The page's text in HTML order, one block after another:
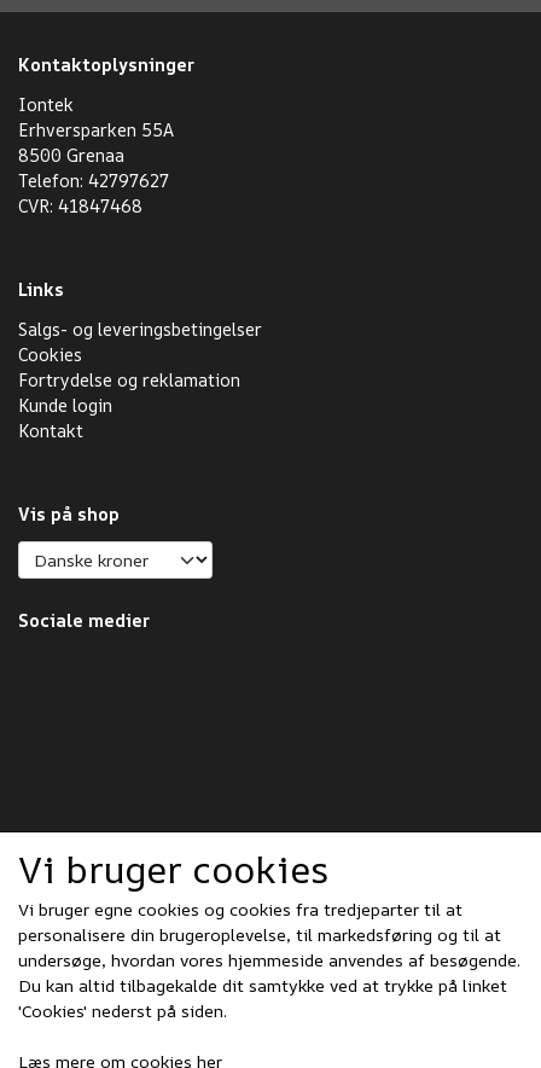
Kontaktoplysninger
Iontek
Erhversparken 55A
8500 Grenaa
Telefon: 42797627
CVR: 41847468
Links
Salgs- og leveringsbetingelser
Cookies
Fortrydelse og reklamation
Kunde login
Kontakt
Vis på shop
Sociale medier
Vi bruger cookies
Vi bruger egne cookies og cookies fra tredjeparter til at
personalisere din brugeroplevelse, til markedsføring og til at
undersøge, hvordan vores hjemmeside anvendes af besøgende.
Du kan altid tilbagekalde dit samtykke ved at trykke på linket
'Cookies' nederst på siden.
Læs mere om cookies her